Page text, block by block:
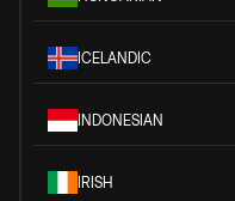
ICELANDIC
INDONESIAN
IRISH